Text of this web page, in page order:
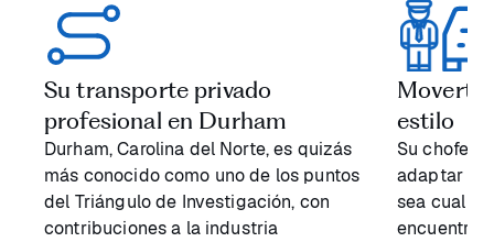
Su transporte privado
profesional en Durham
Durham, Carolina del Norte, es quizás
más conocido como uno de los puntos
del Triángulo de Investigación, con
contribuciones a la industria
Moverte
estilo
Su chofer
adaptar a
sea cual
encuentre